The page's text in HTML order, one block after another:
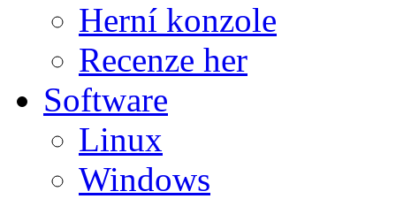
Herní konzole
Recenze her
Software
Linux
Windows